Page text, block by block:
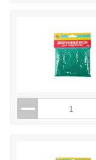
Производитель
Сима Ленд